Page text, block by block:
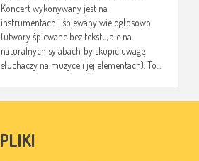
Koncert wykonywany jest na
instrumentach i śpiewany wielogłosowo
(utwory śpiewane bez tekstu, ale na
naturalnych sylabach, by skupić uwagę
słuchaczy na muzyce i jej elementach). To...
PLIKI